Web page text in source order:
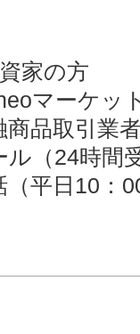
家の方
マーケッ
商品取引業
ル（24時間
（平日10：